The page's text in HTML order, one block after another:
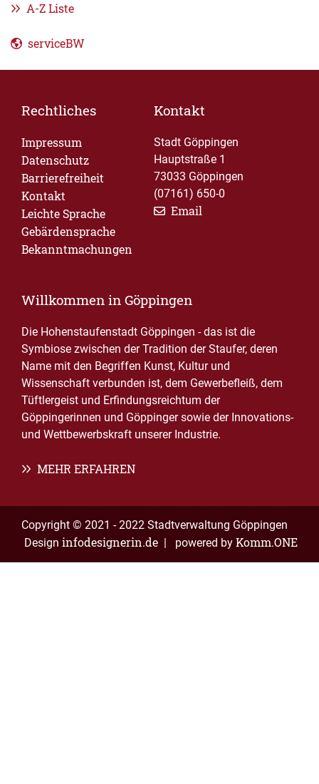
A-Z Liste
serviceBW
Rechtliches
Impressum
Datenschutz
Barrierefreiheit
Kontakt
Leichte Sprache
Gebärdensprache
Bekanntmachungen
Kontakt
Stadt Göppingen
Hauptstraße 1
73033 Göppingen
(07161) 650-0
Email
Willkommen in Göppingen
Die Hohenstaufenstadt Göppingen - das ist die
Symbiose zwischen der Tradition der Staufer, deren
Name mit den Begriffen Kunst, Kultur und
Wissenschaft verbunden ist, dem Gewerbefleiß, dem
Tüftlergeist und Erfindungsreichtum der
Göppingerinnen und Göppinger sowie der Innovations-
und Wettbewerbskraft unserer Industrie.
MEHR ERFAHREN
Copyright © 2021 - 2022 Stadtverwaltung Göppingen
Design infodesignerin.de | powered by Komm.ONE